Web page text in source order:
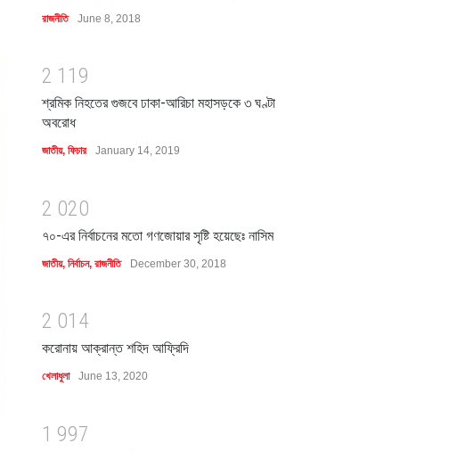
রাজনীতি June 8, 2018
2 1 1 9
শ্রমিক নিহতের গুজবে ঢাকা-আরিচা মহাসড়কে ৩ ঘণ্টা
অবরোধ
জাতীয়, ফিচার January 14, 2019
2 020
৭০-এর নির্বাচনের মতো গণজোয়ার সৃষ্টি হয়েছেঃ নাসিম
জাতীয়, নির্বাচন, রাজনীতি December 30, 2018
2 01 4
করোনায় আক্রান্ত শহিদ আফ্রিদি
খেলাধুলা June 13, 2020
1 997